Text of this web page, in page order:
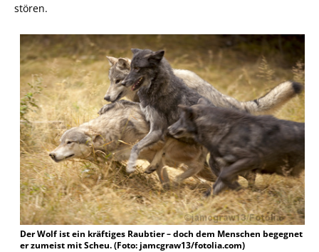
stören.
Der Wolf ist ein kräftiges Raubtier – doch dem Menschen begegnet
er zumeist mit Scheu. (Foto: jamcgraw13/fotolia.com)